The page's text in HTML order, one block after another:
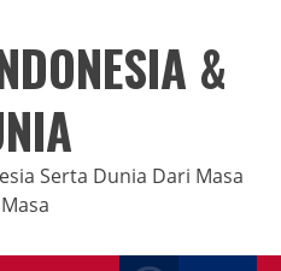
&
Serta Dunia Dari Masa